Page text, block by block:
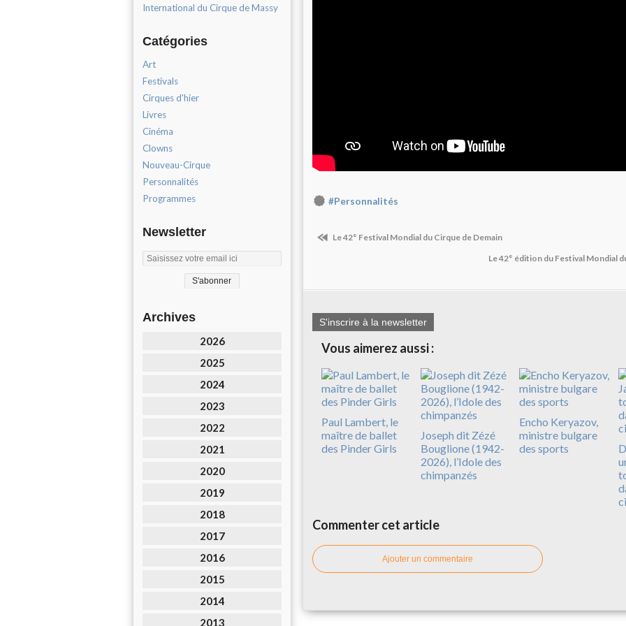
International du Cirque de Massy
Catégories
Art
Festivals
Cirques d'hier
Livres
Cinéma
Clowns
Nouveau-Cirque
Personnalités
Programmes
Newsletter
Archives
2026
2025
2024
2023
2022
2021
2020
2019
2018
2017
2016
2015
2014
2013
#Personnalités
Le 42° Festival Mondial du Cirque de Demain
Le 42° édition du Festival Mondial
S'inscrire à la newsletter
Vous aimerez aussi :
Paul Lambert, le
maître de ballet
des Pinder Girls
Joseph dit Zézé
Bouglione (1942-
2026), l’Idole des
chimpanzés
Encho Keryazov,
ministre bulgare
des sports
Commenter cet article
Ajouter un commentaire